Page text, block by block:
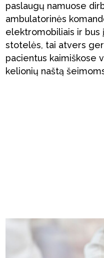
paslaugų namuose
ambulatorinės
elektromobiliais ir bus
stotelės, tai atvers
pacientus kaimiškose
kelionių naštą